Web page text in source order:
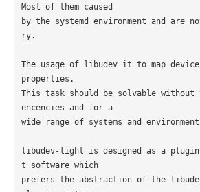
Most of them caused
by the systemd environment and are
ry.
The usage of libudev it to map device
properties.
This task should be solvable without
encencies and for a
wide range of systems and
libudev-light is designed as a
t software which
prefers the abstraction of the